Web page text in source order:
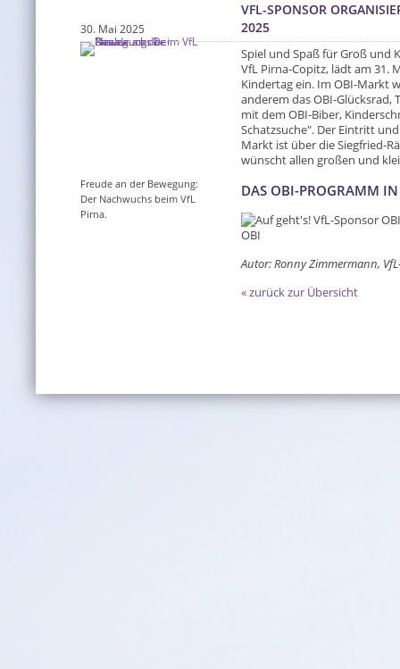
VFL-SPONSOR
2025
30. Mai 2025
Spiel und Spaß für Groß und
VfL Pirna-Copitz, lädt am 31.
Kindertag ein. Im OBI-Markt
anderem das OBI-Glücksrad,
mit dem OBI-Biber,
Schatzsuche". Der Eintritt
Markt ist über die Siegfried-
wünscht allen großen und
DAS OBI-PROGRAMM IN
Autor: Ronny Zimmermann,
« zurück zur Übersicht
Freude an der Bewegung:
Der Nachwuchs beim VfL
Pirna.